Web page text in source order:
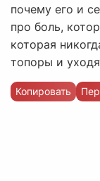
почему его и
про боль,
которая
топоры и
Копировать